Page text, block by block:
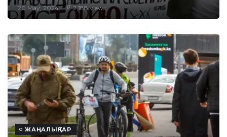
20 May, 2024 2,188 views
ЖАҢАЛЫҚТАР